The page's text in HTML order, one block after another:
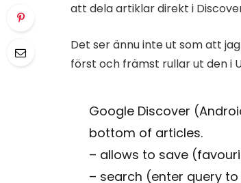
att dela artiklar direkt i
Det ser ännu inte ut som att
först och främst rullar ut den i
Google Discover
bottom of articles.
– allows to save
– search (enter query